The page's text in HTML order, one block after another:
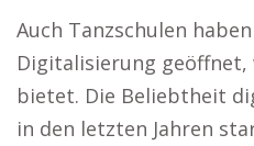
Auch Tanzschulen
Digitalisierung geöffnet,
bietet. Die Beliebtheit
in den letzten Jahren